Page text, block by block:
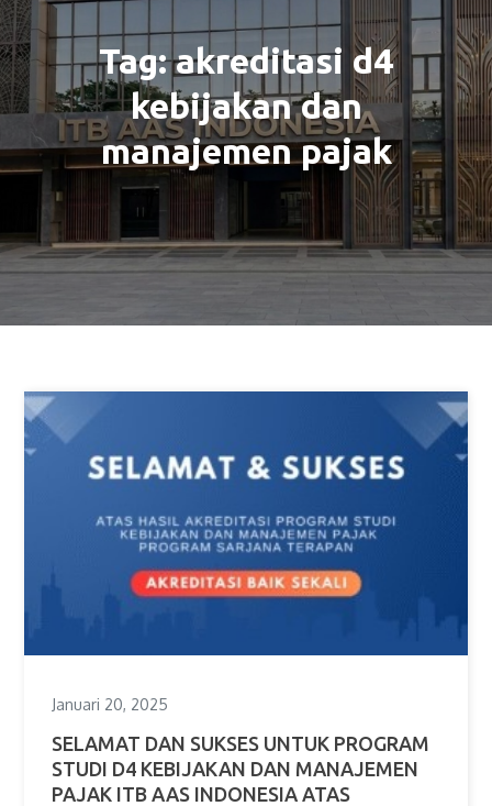
Tag:akreditasi d4
kebijakan dan
manajemen pajak
Januari 20, 2025
SELAMAT DAN SUKSES UNTUK PROGRAM
STUDI D4 KEBIJAKAN DAN MANAJEMEN
PAJAK ITB AAS INDONESIA ATAS